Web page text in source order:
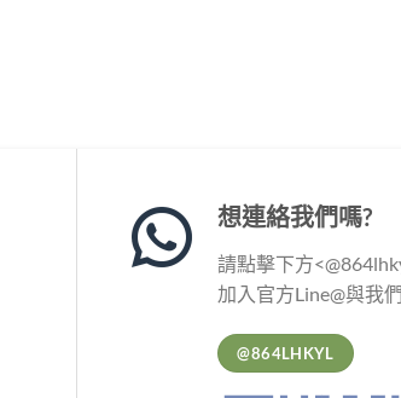
想連絡我們嗎?
請點擊下方
加入官方Line@與我
@864LHKYL